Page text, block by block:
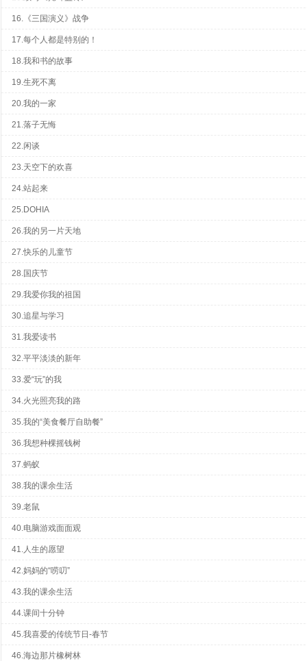
16.《三国演义》战争
17.每个人都是特别的！
18.我和书的故事
19.生死不离
20.我的一家
21.落子无悔
22.闲谈
23.天空下的欢喜
24.站起来
25.DOHIA
26.我的另一片天地
27.快乐的儿童节
28.国庆节
29.我爱你我的祖国
30.追星与学习
31.我爱读书
32.平平淡淡的新年
33.爱“玩”的我
34.火光照亮我的路
35.我的“美食餐厅自助餐”
36.我想种棵摇钱树
37.蚂蚁
38.我的课余生活
39.老鼠
40.电脑游戏面面观
41.人生的愿望
42.妈妈的“唠叨”
43.我的课余生活
44.课间十分钟
45.我喜爱的传统节日-春节
46.海边那片橡树林